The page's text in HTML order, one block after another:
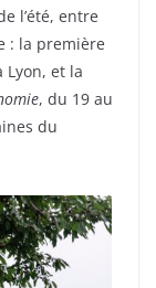
l’été, entre
: la première
Lyon, et la
, du 19 au
du